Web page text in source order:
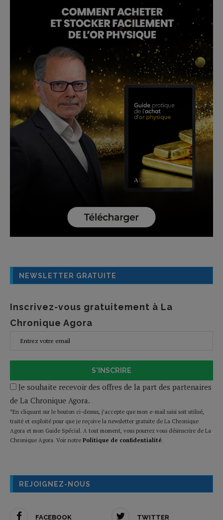
NEWSLETTER GRATUITE
Inscrivez-vous gratuitement à La
Chronique Agora
S'INSCRIRE
Je souhaite recevoir des offres de la part des partenaires
de La Chronique Agora.
*En cliquant sur le bouton ci-dessus, j’accepte que mon e-mail saisi soit utilisé,
traité et exploité pour que je reçoive la newsletter gratuite de La Chronique
Agora et mon Guide Spécial. A tout moment, vous pourrez vous désinscrire de La
Chronique Agora. Voir notre Politique de confidentialité.
REJOIGNEZ-NOUS
FACEBOOK TWITTER